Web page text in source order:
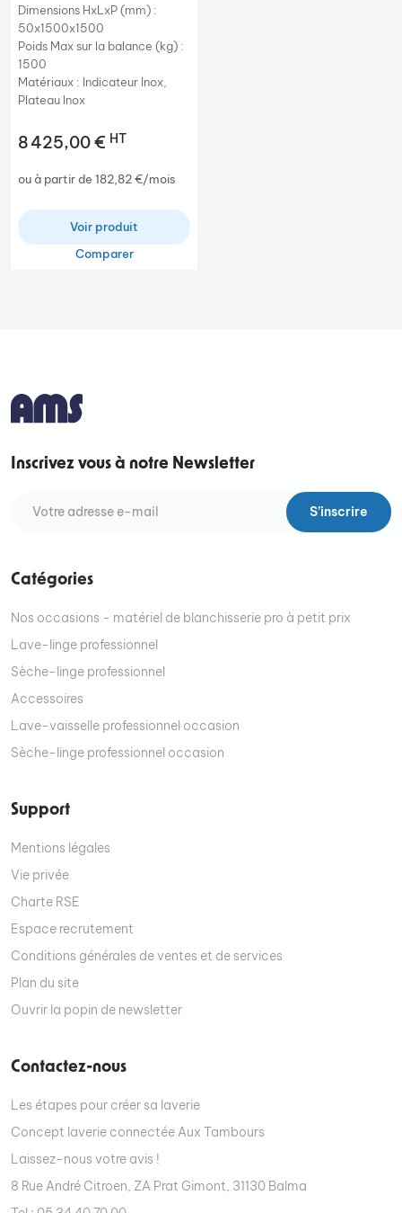
Dimensions HxLxP (mm) :
50x1500x1500
Poids Max sur la balance (kg) :
1500
Matériaux : Indicateur Inox,
Plateau Inox
8 425,00 € HT
ou à partir de 182,82 €/mois
Voir produit
Comparer
Inscrivez vous à notre Newsletter
S’inscrire
Catégories
Nos occasions - matériel de blanchisserie pro à petit prix
Lave-linge professionnel
Sèche-linge professionnel
Accessoires
Lave-vaisselle professionnel occasion
Sèche-linge professionnel occasion
Support
Mentions légales
Vie privée
Charte RSE
Espace recrutement
Conditions générales de ventes et de services
Plan du site
Ouvrir la popin de newsletter
Contactez-nous
Les étapes pour créer sa laverie
Concept laverie connectée Aux Tambours
Laissez-nous votre avis !
8 Rue André Citroen, ZA Prat Gimont, 31130 Balma